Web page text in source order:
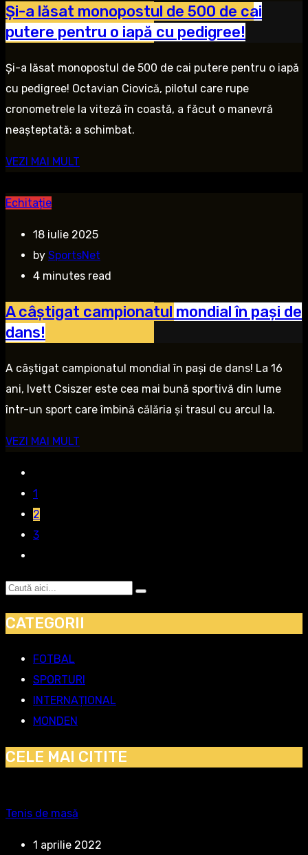
Și-a lăsat monopostul de 500 de cai
putere pentru o iapă cu pedigree!
Și-a lăsat monopostul de 500 de cai putere pentru o iapă
cu pedigree! Octavian Ciovică, pilotul care rupe
cronometrele la viteză în coastă, a făcut o manevră
neașteptată: a schimbat.
VEZI MAI MULT
Echitație
18 iulie 2025
by SportsNet
4 minutes read
A câștigat campionatul mondial în pași de
dans!
A câștigat campionatul mondial în pași de dans! La 16
ani, Ivett Csiszer este cea mai bună sportivă din lume
într-un sport care îmbină călăria și trasul cu arcul la.
VEZI MAI MULT
1
2
3
CATEGORII
FOTBAL
SPORTURI
INTERNAȚIONAL
MONDEN
CELE MAI CITITE
Tenis de masă
1 aprilie 2022